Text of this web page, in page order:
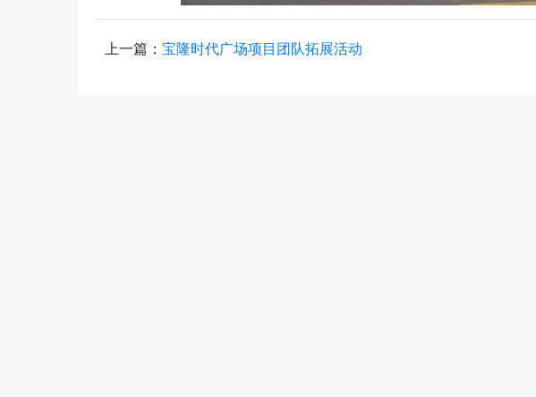
上一篇： 宝隆时代广场项目团队拓展活动